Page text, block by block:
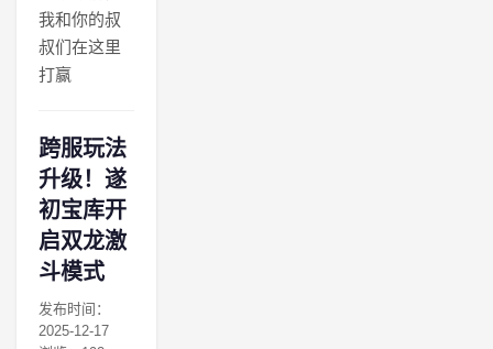
我和你的叔
叔们在这里
打赢
跨服玩法
升级！遂
初宝库开
启双龙激
斗模式
发布时间：
2025-12-17